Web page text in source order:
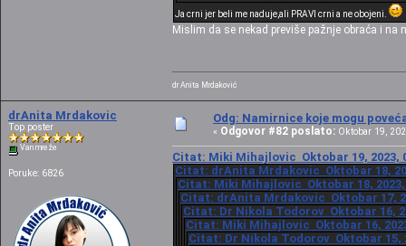
Ja crni jer beli me naduje,ali PRAVI crni a ne obojeni.
Mislim da se nekad previše pažnje obraća i
dr Anita Mrdaković
drAnita Mrdakovic
Top poster
Van mreže
Poruke: 6826
Odg: Namirnice koje mogu
« Odgovor #82 poslato: Oktobar 19,
Citat: Miki Mihajlovic Oktobar 19, 2023,
Citat: drAnita Mrdakovic Oktobar 18,
Citat: Miki Mihajlovic Oktobar 18, 2023,
Citat: drAnita Mrdakovic Oktobar 17,
Citat: Dr Nikola Todorov Oktobar 16,
Citat: Miki Mihajlovic Oktobar 16,
Citat: Dr Nikola Todorov Oktobar 15,